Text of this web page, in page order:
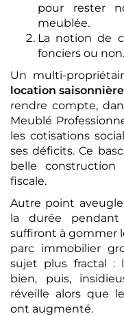
pour rester
meublée.
La notion de
fonciers ou non.
Un multi-
location saisonnière
rendre compte,
Meublé
les cotisations
ses déficits. Ce
belle
fiscale.
Autre point
la durée pendant
suffiront à gommer
parc immobilier
sujet plus fractal :
bien, puis,
réveille alors que
ont augmenté.